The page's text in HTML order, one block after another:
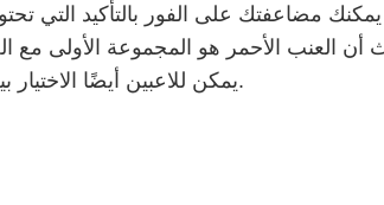
قطعة ذهبية. يمكنك مضاعفتك على الفور
يمكن للاعبين أيضًا الاختيار بين 0.20 دولارًا أمريكيًا وقد تصل إلى 120 دولارًا أمريكيًا لكل دورة.